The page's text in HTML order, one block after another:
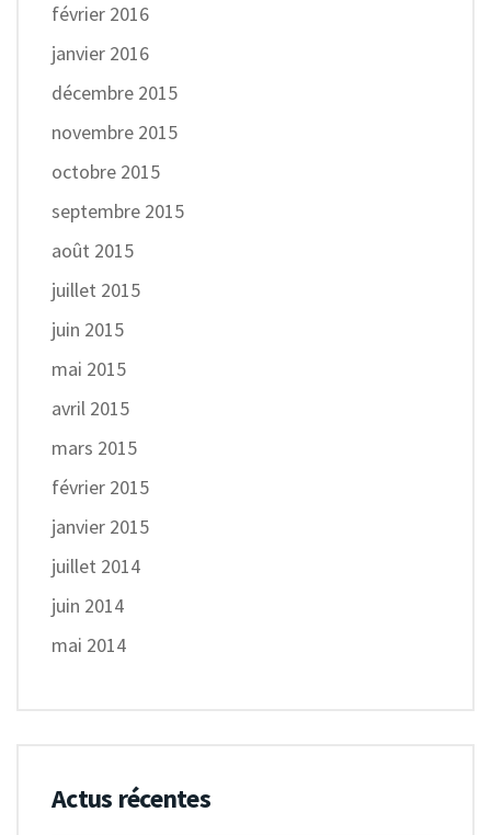
février 2016
janvier 2016
décembre 2015
novembre 2015
octobre 2015
septembre 2015
août 2015
juillet 2015
juin 2015
mai 2015
avril 2015
mars 2015
février 2015
janvier 2015
juillet 2014
juin 2014
mai 2014
Actus récentes